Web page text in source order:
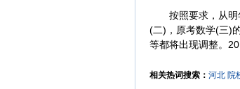
按照要求，从明年
(二)，原考数学(三)
等都将出现调整。
相关热词搜索： 河北 院